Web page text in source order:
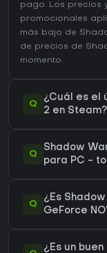
pago. Los precios
promocionales
más bajo de
de precios de
momento.
Q
¿Cuál es el
2 en Steam?
Q
Shadow
para PC -
Q
¿Es
GeForce
¿Es un